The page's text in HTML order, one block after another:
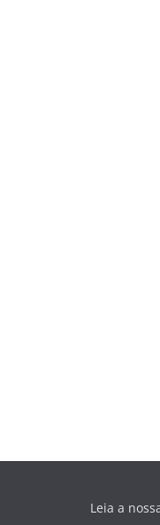
Leia a